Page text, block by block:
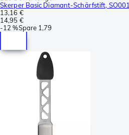
Skerper Basic Diamant-Schärfstift, SO001
13,16 €
14,95 €
-12 %Spare 1,79